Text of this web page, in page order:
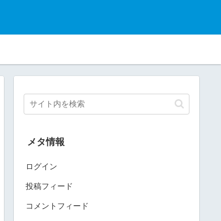
メタ情報
ログイン
投稿フィード
コメントフィード